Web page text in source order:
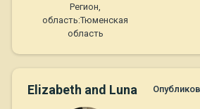
Регион,
область:Тюменская
область
Elizabeth and Luna